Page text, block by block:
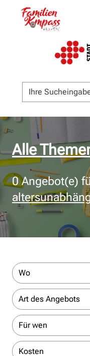
© Bildnachweis
Alle
0Angebot(e)
Wo
Art des Angebots
Für wen
Kosten